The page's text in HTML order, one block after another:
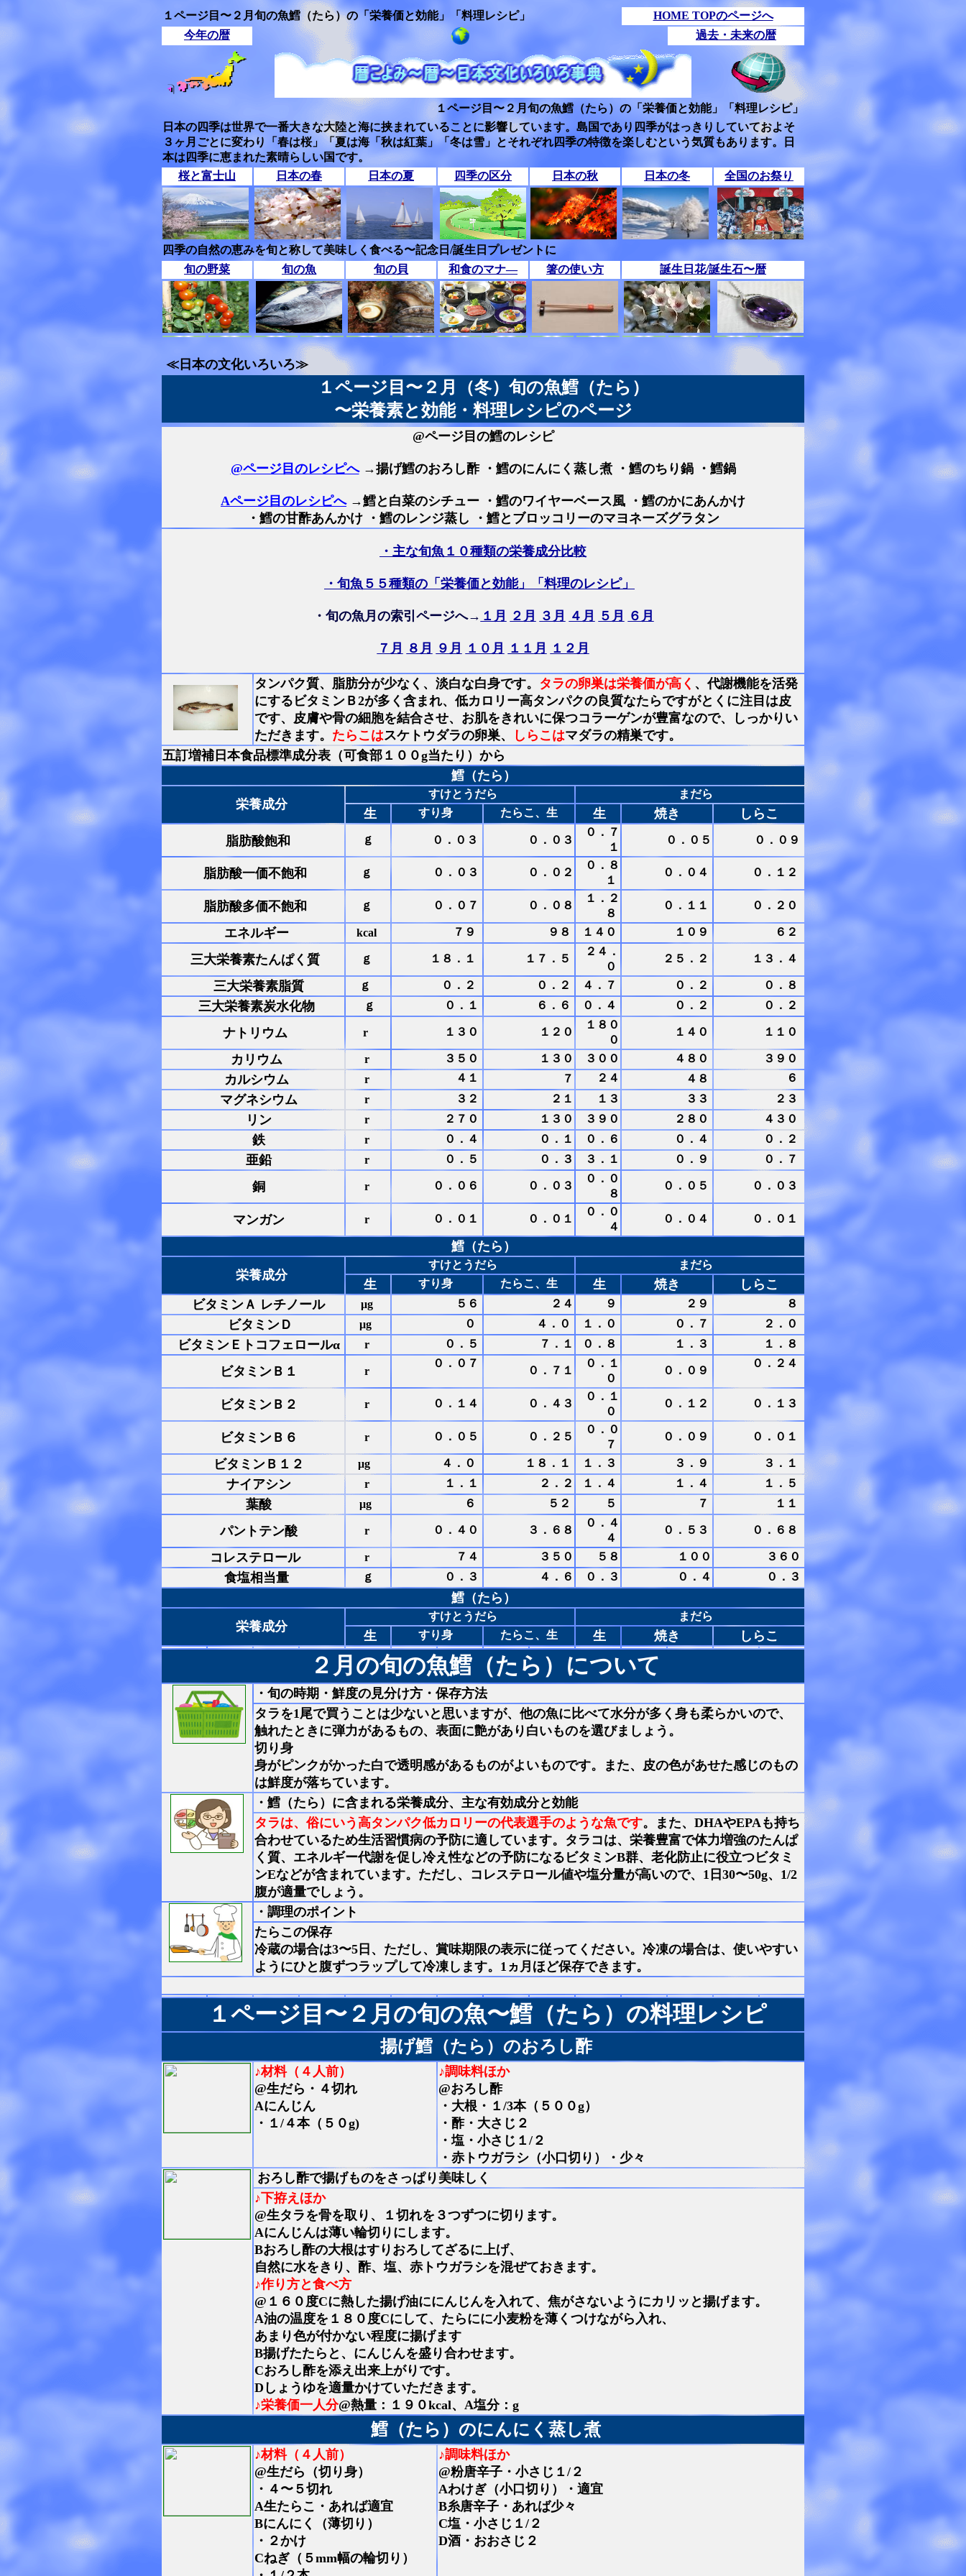
１ページ目〜２月旬の魚鱈（たら）の「栄養価と効能」「料理レシピ」
HOME TOPのページへ
今年の暦
過去・未来の暦
１ページ目〜２月旬の魚鱈（たら）の「栄養価と効能」「料理レシピ」
日本の四季は世界で一番大きな大陸と海に挟まれていることに影響しています。島国であり四季がはっきりしていておよそ
３ヶ月ごとに変わり「春は桜」「夏は海「秋は紅葉」「冬は雪」とそれぞれ四季の特徴を楽しむという気質もあります。日
本は四季に恵まれた素晴らしい国です。
桜と富士山
日本の春 日本の夏 四季の区分 日本の秋 日本の冬 全国のお祭り
四季の自然の恵みを旬と称して美味しく食べる〜記念日/誕生日プレゼントに
旬の野菜
旬の魚 旬の貝 和食のマナ― 箸の使い方 誕生日花/誕生石〜暦
≪日本の文化いろいろ≫
１ページ目〜２月（冬）旬の魚鱈（たら）
〜栄養素と効能・料理レシピのページ
@ページ目の鱈のレシピ
@ページ目のレシピへ→揚げ鱈のおろし酢 ・鱈のにんにく蒸し煮 ・鱈のちり鍋 ・鱈鍋
Aページ目のレシピへ→鱈と白菜のシチュー ・鱈のワイヤーベース風 ・鱈のかにあんかけ
・鱈の甘酢あんかけ ・鱈のレンジ蒸し ・鱈とブロッコリーのマヨネーズグラタン
・主な旬魚１０種類の栄養成分比較
・旬魚５５種類の「栄養価と効能」「料理のレシピ」
・旬の魚月の索引ページへ→ １月 ２月 ３月 ４月 ５月 ６月
７月 ８月 ９月 １０月 １１月 １２月
タンパク質、脂肪分が少なく、淡白な白身です。 タラの卵巣は栄養価が高く 、代謝機能を活発
にするビタミンＢ2が多く含まれ、低カロリー高タンパクの良質なたらですがとくに注目は皮
です、皮膚や骨の細胞を結合させ、お肌をきれいに保つコラーゲンが豊富なので、しっかりい
ただきます。 たらこはスケトウダラの卵巣、 しらこはマダラの精巣です。
五訂増補日本食品標準成分表（可食部１００g当たり）から
鱈（たら）
栄養成分
すけとうだら まだら
生 すり身 たらこ、生 生 焼き
しらこ
脂肪酸飽和
ｇ ０．０３ ０．０３
０．７
１
０．０５ ０．０９
脂肪酸一価不飽和 ｇ ０．０３ ０．０２
０．８
１
０．０４ ０．１２
脂肪酸多価不飽和 ｇ ０．０７ ０．０８
１．２
８
０．１１ ０．２０
エネルギー kcal ７９ ９８ １４０ １０９ ６２
三大栄養素たんぱく質 ｇ １８．１ １７．５
２４．
０
２５．２ １３．４
三大栄養素脂質 ｇ ０．２ ０．２ ４．７ ０．２ ０．８
三大栄養素炭水化物 ｇ ０．１ ６．６ ０．４ ０．２ ０．２
ナトリウム r １３０ １２０
１８０
０
１４０ １１０
カリウム r ３５０ １３０ ３００ ４８０ ３９０
カルシウム r ４１ ７ ２４ ４８ ６
マグネシウム r ３２ ２１ １３ ３３ ２３
リン r ２７０ １３０ ３９０ ２８０ ４３０
鉄 r ０．４ ０．１ ０．６ ０．４ ０．２
亜鉛 r ０．５ ０．３ ３．１ ０．９ ０．７
銅 r ０．０６ ０．０３
０．０
８
０．０５ ０．０３
マンガン r ０．０１ ０．０１
０．０
４
０．０４ ０．０１
鱈（たら）
栄養成分
すけとうだら まだら
生 すり身 たらこ、生 生 焼き
しらこ
ビタミンＡ レチノール
μg ５６ ２４ ９ ２９ ８
ビタミンＤ μg ０ ４．０ １．０ ０．７ ２．０
ビタミンＥトコフェロールα r ０．５ ７．１ ０．８ １．３ １．８
ビタミンＢ１ r
０．０７
０．７１
０．１
０
０．０９
０．２４
ビタミンＢ２ r ０．１４ ０．４３
０．１
０
０．１２ ０．１３
ビタミンＢ６ r ０．０５ ０．２５
０．０
７
０．０９ ０．０１
ビタミンＢ１２ μg ４．０ １８．１ １．３ ３．９ ３．１
ナイアシン r １．１ ２．２ １．４ １．４ １．５
葉酸 μg ６ ５２ ５ ７ １１
パントテン酸 r ０．４０ ３．６８
０．４
４
０．５３ ０．６８
コレステロール r ７４ ３５０ ５８ １００ ３６０
食塩相当量 ｇ ０．３ ４．６ ０．３ ０．４ ０．３
鱈（たら）
栄養成分
すけとうだら まだら
生 すり身 たらこ、生 生 焼き しらこ
２月の旬の魚鱈（たら）について
・旬の時期・鮮度の見分け方・保存方法
タラを1尾で買うことは少ないと思いますが、他の魚に比べて水分が多く身も柔らかいので、
触れたときに弾力があるもの、表面に艶があり白いものを選びましょう。
切り身
身がピンクがかった白で透明感があるものがよいものです。また、皮の色があせた感じのもの
は鮮度が落ちています。
・鱈（たら） に含まれる栄養成分、主な有効成分と効能
タラは、俗にいう高タンパク低カロリーの代表選手のような魚です。また、DHAやEPAも持ち
合わせているため生活習慣病の予防に適しています。タラコは、栄養豊富で体力増強のたんぱ
く質、エネルギー代謝を促し冷え性などの予防になるビタミンB群、老化防止に役立つビタミ
ンEなどが含まれています。ただし、コレステロール値や塩分量が高いので、1日30〜50g、1/2
腹が適量でしょう。
・調理のポイント
たらこの保存
冷蔵の場合は3〜5日、ただし、賞味期限の表示に従ってください。冷凍の場合は、使いやすい
ようにひと腹ずつラップして冷凍します。1ヵ月ほど保存できます。
１ページ目〜２月の旬の魚〜鱈（たら）の料理レシピ
揚げ鱈（たら）のおろし酢
♪材料（４人前）
@生だら・４切れ
Aにんじん
・１/４本（５０g)
♪調味料ほか
@おろし酢
・大根・１/3本（５００g）
・酢・大さじ２
・塩・小さじ１/２
・赤トウガラシ（小口切り）・少々
おろし酢で揚げものをさっぱり美味しく
♪下拵えほか
@生タラを骨を取り、１切れを３つずつに切ります。
Aにんじんは薄い輪切りにします。
Bおろし酢の大根はすりおろしてざるに上げ、
自然に水をきり、酢、塩、赤トウガラシを混ぜておきます。
♪作り方と食べ方
@１６０度Cに熱した揚げ油ににんじんを入れて、焦がさないようにカリッと揚げます。
A油の温度を１８０度Cにして、たらにに小麦粉を薄くつけながら入れ、
あまり色が付かない程度に揚げます
B揚げたたらと、にんじんを盛り合わせます。
Cおろし酢を添え出来上がりです。
Dしょうゆを適量かけていただきます。
♪栄養価一人分@熱量：１９０kcal、A塩分：g
鱈（たら）のにんにく蒸し煮
♪材料（４人前）
@生だら（切り身）
・４〜５切れ
A生たらこ・あれば適宜
Bにんにく（薄切り）
・２かけ
Cねぎ（５mm幅の輪切り）
♪調味料ほか
@粉唐辛子・小さじ１/２
Aわけぎ（小口切り）・適宜
B糸唐辛子・あれば少々
C塩・小さじ１/２
D酒・おおさじ２